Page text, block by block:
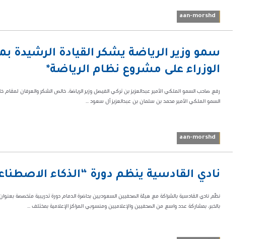
aan-morshd
سمو وزير الرياضة يشكر القيادة
الوزراء على مشروع نظام الرياضة*
رفع صاحب السمو الملكي الأمير عبدالعزيز بن تركي الفيصل وزير الرياضة، خالص الشكر والعرفان
السمو الملكي الأمير محمد بن سلمان بن عبدالعزيز آل سعود ...
aan-morshd
نادي القادسية ينظم دورة “الذكاء
نظّم نادي القادسية بالشراكة مع هيئة الصحفيين السعوديين بحاضرة الدمام دورة تدريبية متخصصة
بالخبر، بمشاركة عدد واسع من الصحفيين والإعلاميين ومنسوبي المراكز الإعلامية بمختلف ...